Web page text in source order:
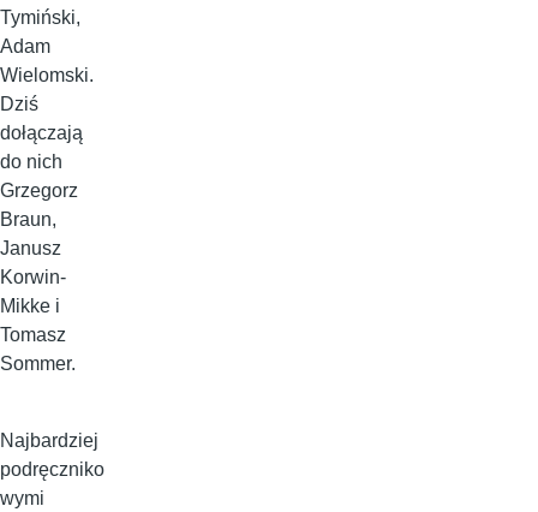
Tymiński,
Adam
Wielomski.
Dziś
dołączają
do nich
Grzegorz
Braun,
Janusz
Korwin-
Mikke i
Tomasz
Sommer.
Najbardziej
podręczniko
wymi